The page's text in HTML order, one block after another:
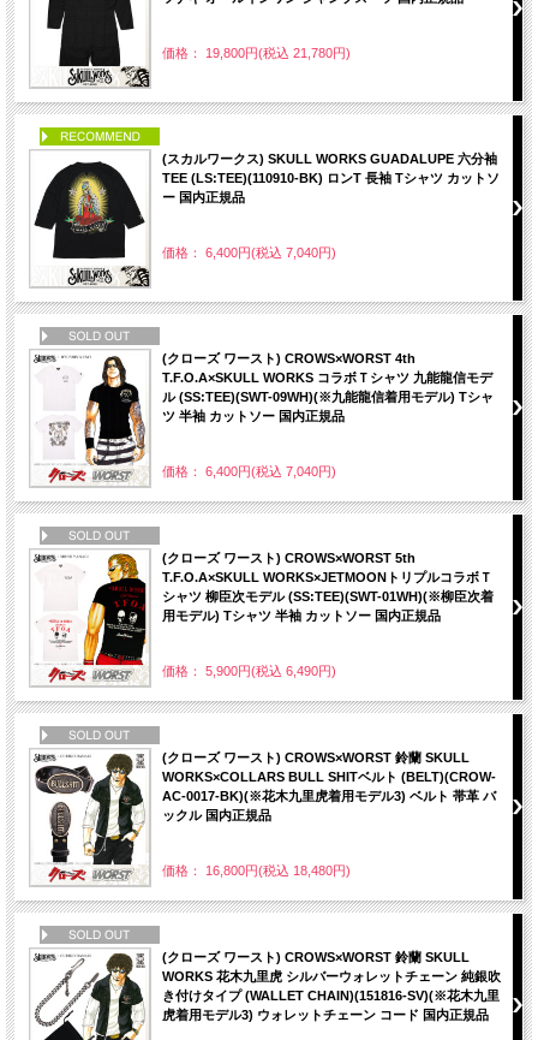
価格： 19,800円(税込 21,780円)
(スカルワークス) SKULL WORKS GUADALUPE 六分袖
TEE (LS:TEE)(110910-BK) ロンT 長袖 Tシャツ カットソ
ー 国内正規品
価格： 6,400円(税込 7,040円)
(クローズ ワースト) CROWS×WORST 4th
T.F.O.A×SKULL WORKS コラボＴシャツ 九能龍信モデ
ル (SS:TEE)(SWT-09WH)(※九能龍信着用モデル) Tシャ
ツ 半袖 カットソー 国内正規品
価格： 6,400円(税込 7,040円)
(クローズ ワースト) CROWS×WORST 5th
T.F.O.A×SKULL WORKS×JETMOONトリプルコラボＴ
シャツ 柳臣次モデル (SS:TEE)(SWT-01WH)(※柳臣次着
用モデル) Tシャツ 半袖 カットソー 国内正規品
価格： 5,900円(税込 6,490円)
(クローズ ワースト) CROWS×WORST 鈴蘭 SKULL
WORKS×COLLARS BULL SHITベルト (BELT)(CROW-
AC-0017-BK)(※花木九里虎着用モデル3) ベルト 帯革 バ
ックル 国内正規品
価格： 16,800円(税込 18,480円)
(クローズ ワースト) CROWS×WORST 鈴蘭 SKULL
WORKS 花木九里虎 シルバーウォレットチェーン 純銀吹
き付けタイプ (WALLET CHAIN)(151816-SV)(※花木九里
虎着用モデル3) ウォレットチェーン コード 国内正規品